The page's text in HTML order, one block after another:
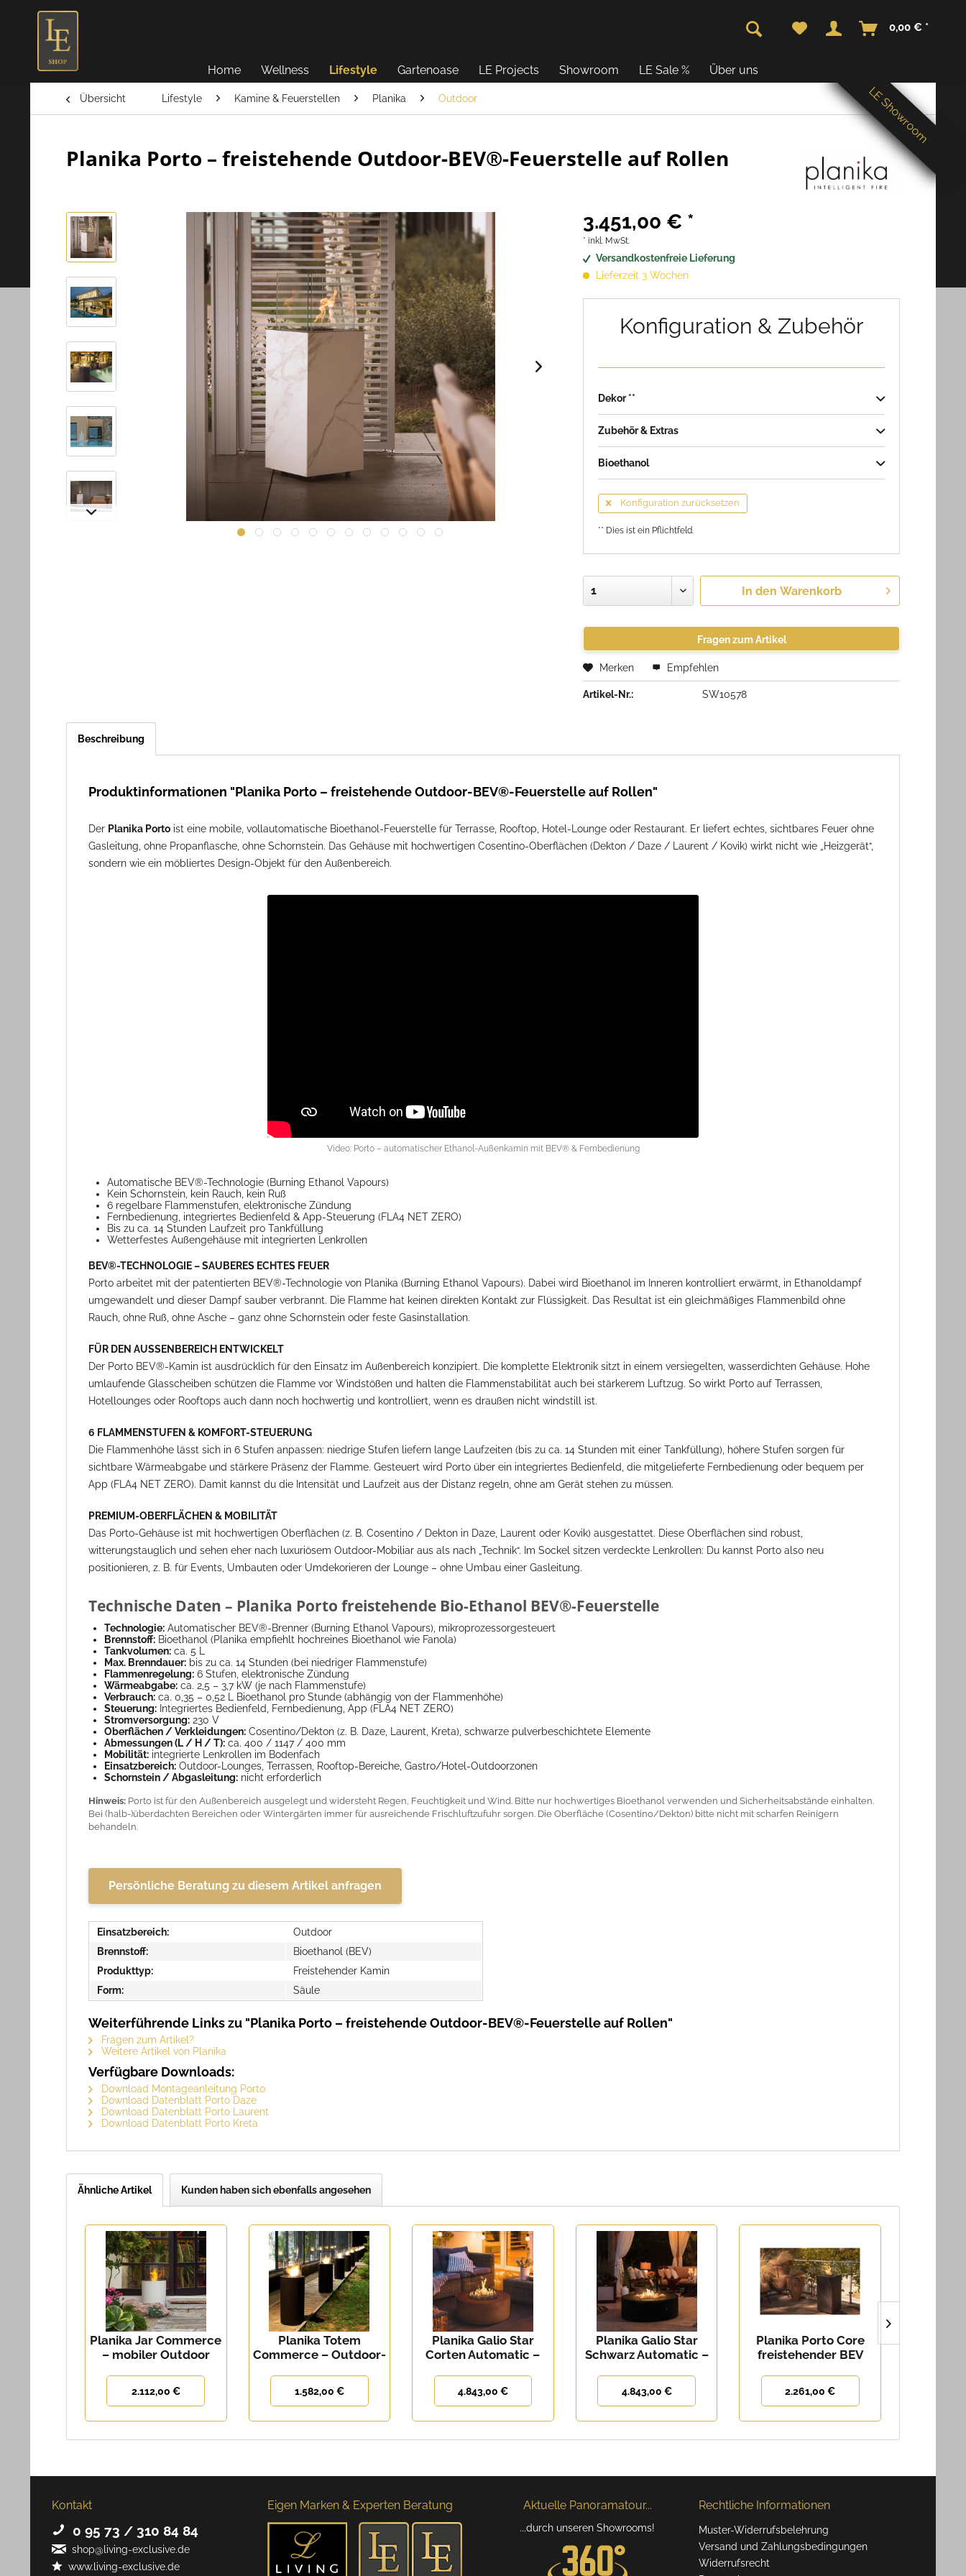
LE Showroom
0,00 € *
Home Wellness Lifestyle Gartenoase LE Projects Showroom LE Sale % Über uns
Übersicht Lifestyle Kamine & Feuerstellen Planika Outdoor
Planika Porto – freistehende Outdoor-BEV®-Feuerstelle auf Rollen
3.451,00 € *
* inkl. MwSt.
Versandkostenfreie Lieferung
Lieferzeit 3 Wochen
Konfiguration & Zubehör
Dekor **
Zubehör & Extras
Bioethanol
Konfiguration zurücksetzen
** Dies ist ein Pflichtfeld.
In den Warenkorb
Fragen zum Artikel
Merken Empfehlen
Artikel-Nr.: SW10578
Beschreibung
Produktinformationen "Planika Porto – freistehende Outdoor-BEV®-Feuerstelle auf Rollen"
Der Planika Porto ist eine mobile, vollautomatische Bioethanol-Feuerstelle für Terrasse, Rooftop, Hotel-Lounge oder Restaurant. Er liefert echtes, sichtbares Feuer ohne
Gasleitung, ohne Propanflasche, ohne Schornstein. Das Gehäuse mit hochwertigen Cosentino-Oberflächen (Dekton / Daze / Laurent / Kovik) wirkt nicht wie „Heizgerät“,
sondern wie ein möbliertes Design-Objekt für den Außenbereich.
Video: Porto – automatischer Ethanol-Außenkamin mit BEV® & Fernbedienung
Automatische BEV®-Technologie (Burning Ethanol Vapours)
Kein Schornstein, kein Rauch, kein Ruß
6 regelbare Flammenstufen, elektronische Zündung
Fernbedienung, integriertes Bedienfeld & App-Steuerung (FLA4 NET ZERO)
Bis zu ca. 14 Stunden Laufzeit pro Tankfüllung
Wetterfestes Außengehäuse mit integrierten Lenkrollen
BEV®-TECHNOLOGIE – SAUBERES ECHTES FEUER
Porto arbeitet mit der patentierten BEV®-Technologie von Planika (Burning Ethanol Vapours). Dabei wird Bioethanol im Inneren kontrolliert erwärmt, in Ethanoldampf
umgewandelt und dieser Dampf sauber verbrannt. Die Flamme hat keinen direkten Kontakt zur Flüssigkeit. Das Resultat ist ein gleichmäßiges Flammenbild ohne
Rauch, ohne Ruß, ohne Asche – ganz ohne Schornstein oder feste Gasinstallation.
FÜR DEN AUSSENBEREICH ENTWICKELT
Der Porto BEV®-Kamin ist ausdrücklich für den Einsatz im Außenbereich konzipiert. Die komplette Elektronik sitzt in einem versiegelten, wasserdichten Gehäuse. Hohe
umlaufende Glasscheiben schützen die Flamme vor Windstößen und halten die Flammenstabilität auch bei stärkerem Luftzug. So wirkt Porto auf Terrassen,
Hotellounges oder Rooftops auch dann noch hochwertig und kontrolliert, wenn es draußen nicht windstill ist.
6 FLAMMENSTUFEN & KOMFORT-STEUERUNG
Die Flammenhöhe lässt sich in 6 Stufen anpassen: niedrige Stufen liefern lange Laufzeiten (bis zu ca. 14 Stunden mit einer Tankfüllung), höhere Stufen sorgen für
sichtbare Wärmeabgabe und stärkere Präsenz der Flamme. Gesteuert wird Porto über ein integriertes Bedienfeld, die mitgelieferte Fernbedienung oder bequem per
App (FLA4 NET ZERO). Damit kannst du die Intensität und Laufzeit aus der Distanz regeln, ohne am Gerät stehen zu müssen.
PREMIUM-OBERFLÄCHEN & MOBILITÄT
Das Porto-Gehäuse ist mit hochwertigen Oberflächen (z. B. Cosentino / Dekton in Daze, Laurent oder Kovik) ausgestattet. Diese Oberflächen sind robust,
witterungstauglich und sehen eher nach luxuriösem Outdoor-Mobiliar aus als nach „Technik“. Im Sockel sitzen verdeckte Lenkrollen: Du kannst Porto also neu
positionieren, z. B. für Events, Umbauten oder Umdekorieren der Lounge – ohne Umbau einer Gasleitung.
Technische Daten – Planika Porto freistehende Bio-Ethanol BEV®-Feuerstelle
Technologie: Automatischer BEV®-Brenner (Burning Ethanol Vapours), mikroprozessorgesteuert
Brennstoff: Bioethanol (Planika empfiehlt hochreines Bioethanol wie Fanola)
Tankvolumen: ca. 5 L
Max. Brenndauer: bis zu ca. 14 Stunden (bei niedriger Flammenstufe)
Flammenregelung: 6 Stufen, elektronische Zündung
Wärmeabgabe: ca. 2,5 – 3,7 kW (je nach Flammenstufe)
Verbrauch: ca. 0,35 – 0,52 L Bioethanol pro Stunde (abhängig von der Flammenhöhe)
Steuerung: Integriertes Bedienfeld, Fernbedienung, App (FLA4 NET ZERO)
Stromversorgung: 230 V
Oberflächen / Verkleidungen: Cosentino/Dekton (z. B. Daze, Laurent, Kreta), schwarze pulverbeschichtete Elemente
Abmessungen (L / H / T): ca. 400 / 1147 / 400 mm
Mobilität: integrierte Lenkrollen im Bodenfach
Einsatzbereich: Outdoor-Lounges, Terrassen, Rooftop-Bereiche, Gastro/Hotel-Outdoorzonen
Schornstein / Abgasleitung: nicht erforderlich
Hinweis: Porto ist für den Außenbereich ausgelegt und widersteht Regen, Feuchtigkeit und Wind. Bitte nur hochwertiges Bioethanol verwenden und Sicherheitsabstände einhalten.
Bei (halb-)überdachten Bereichen oder Wintergärten immer für ausreichende Frischluftzufuhr sorgen. Die Oberfläche (Cosentino/Dekton) bitte nicht mit scharfen Reinigern
behandeln.
Persönliche Beratung zu diesem Artikel anfragen
Einsatzbereich:
Outdoor
Brennstoff:
Bioethanol (BEV)
Produkttyp:
Freistehender Kamin
Form:
Säule
Weiterführende Links zu "Planika Porto – freistehende Outdoor-BEV®-Feuerstelle auf Rollen"
Fragen zum Artikel?
Weitere Artikel von Planika
Verfügbare Downloads:
Download Montageanleitung Porto
Download Datenblatt Porto Daze
Download Datenblatt Porto Laurent
Download Datenblatt Porto Kreta
Ähnliche Artikel Kunden haben sich ebenfalls angesehen
Planika Jar Commerce
– mobiler Outdoor
2.112,00 €
Planika Totem
Commerce – Outdoor-
1.582,00 €
Planika Galio Star
Corten Automatic –
4.843,00 €
Planika Galio Star
Schwarz Automatic –
4.843,00 €
Planika Porto Core
freistehender BEV
2.261,00 €
Kontakt
0 95 73 / 310 84 84
shop@living-exclusive.de
www.living-exclusive.de
Eigen Marken & Experten Beratung Aktuelle Panoramatour...
...durch unseren Showrooms!
Rechtliche Informationen
Muster-Widerrufsbelehrung
Versand und Zahlungsbedingungen
Widerrufsrecht